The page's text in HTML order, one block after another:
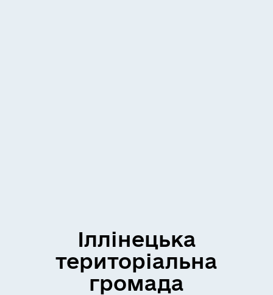
Іллінецька
територіальна
громада